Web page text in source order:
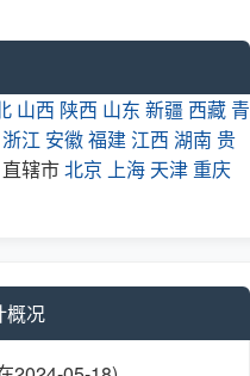
山西 陕西 山东 新疆 西藏 青
浙江 安徽福建 江西 湖南 贵
直辖市北京 上海 天津 重庆
概况